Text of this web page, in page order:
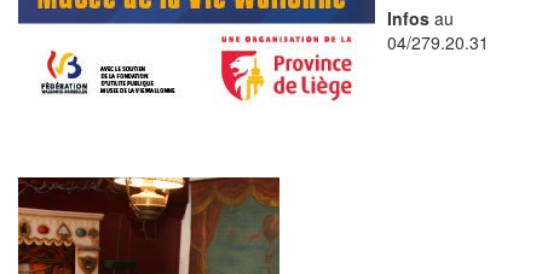
Infos au
04/279.20.31